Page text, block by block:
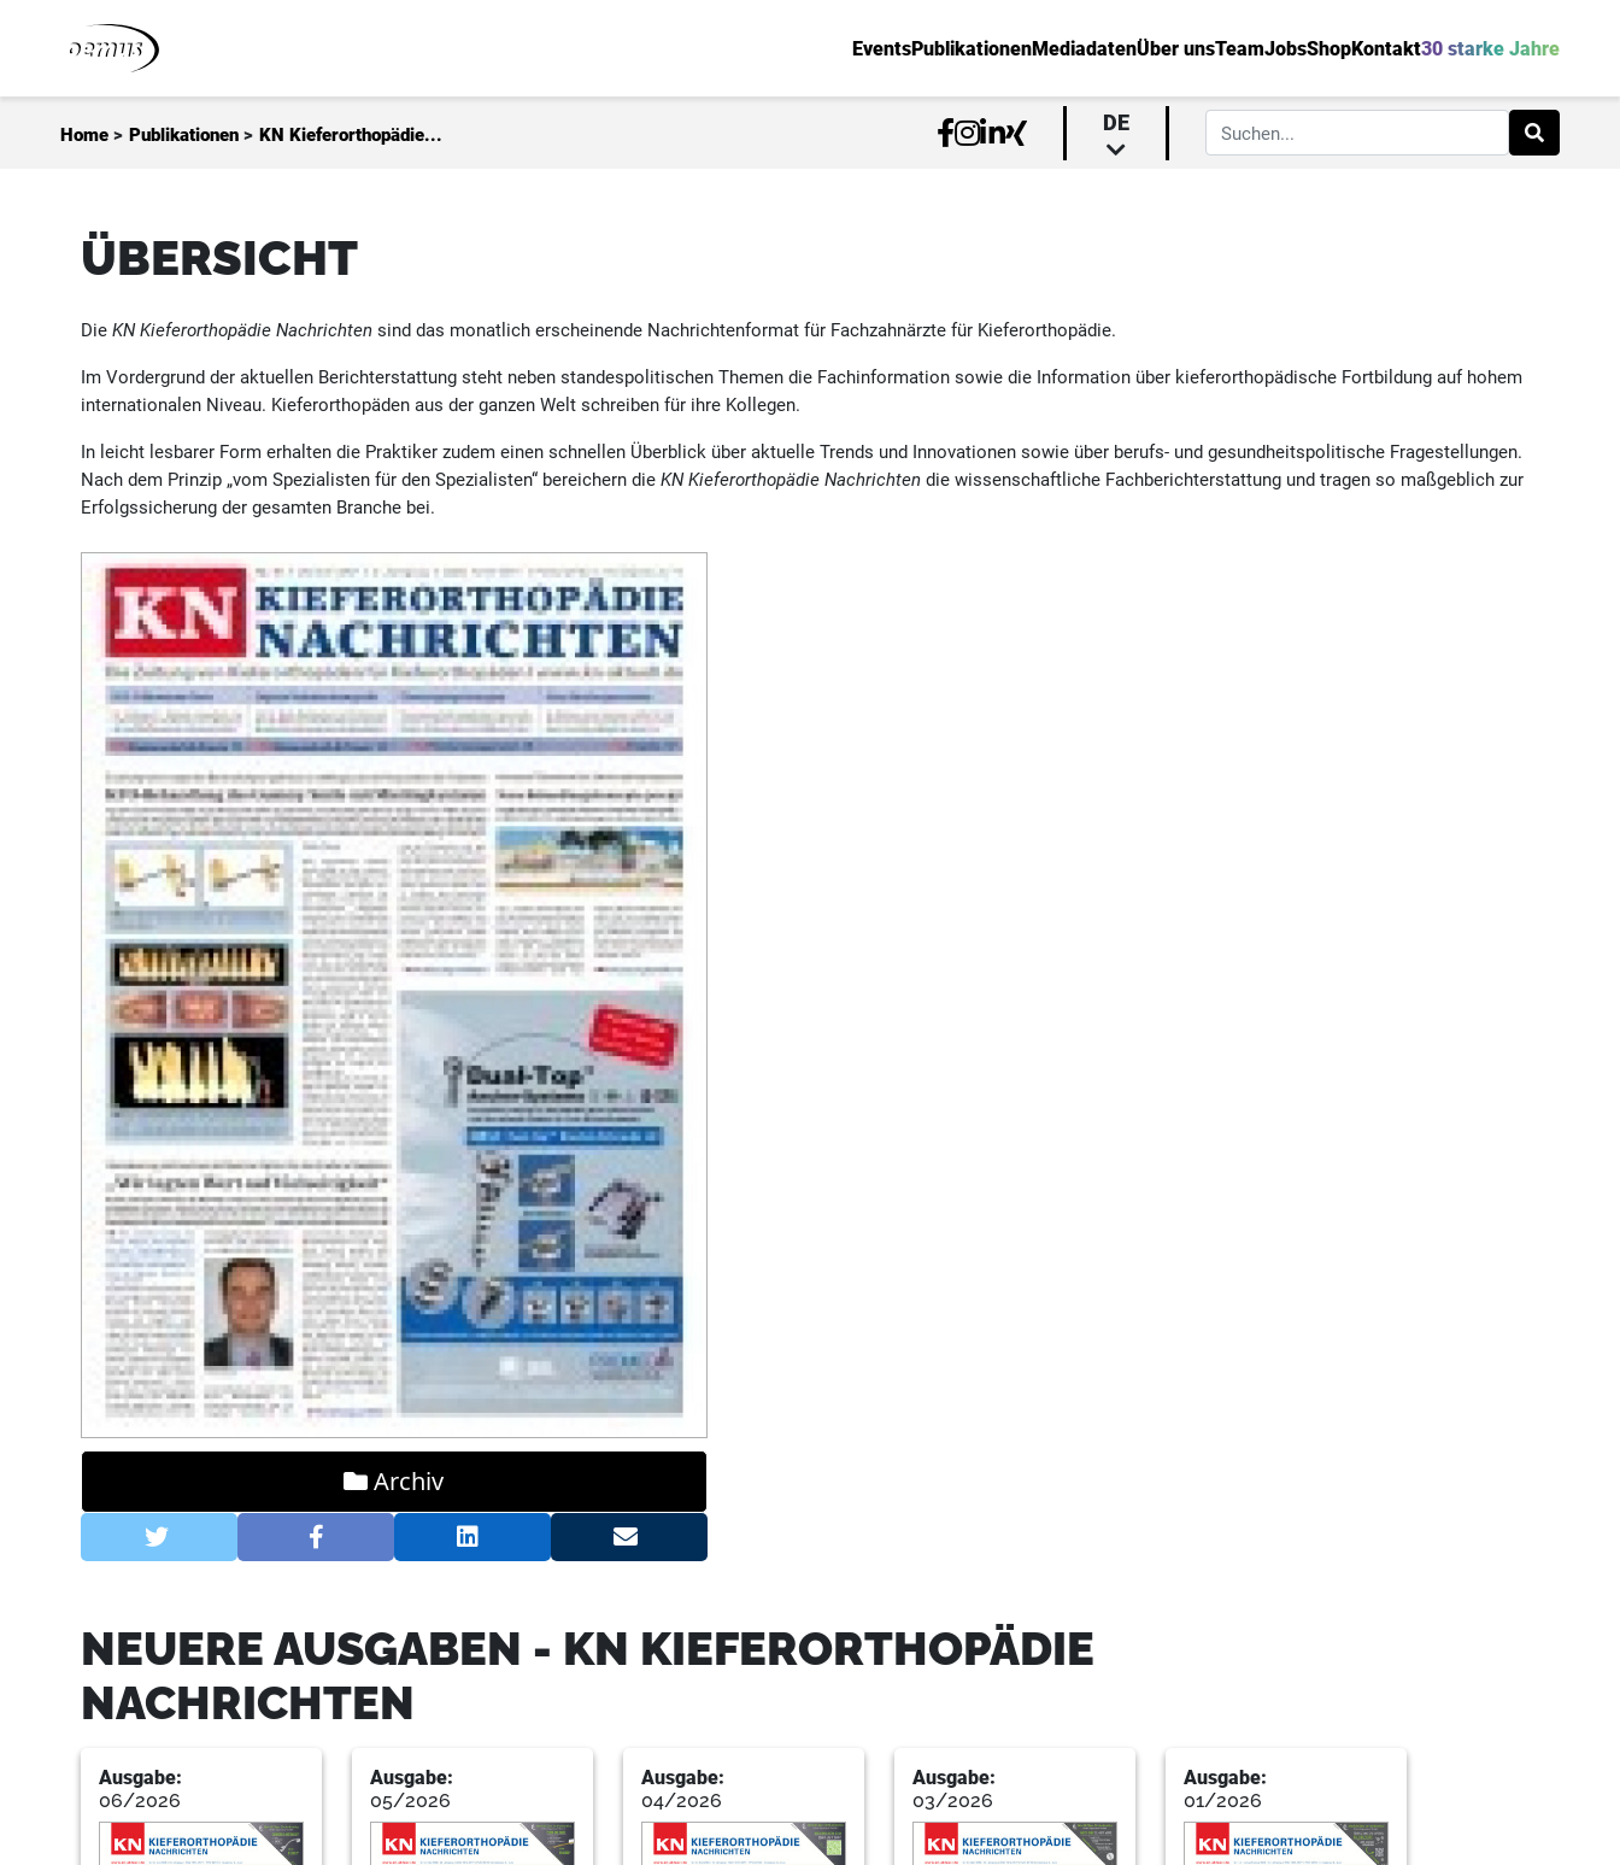
EventsPublikationenMediadatenÜber unsTeamJobsShopKontakt30 starke Jahre
Home > Publikationen > KN Kieferorthopädie... DE
ÜBERSICHT
DieKN Kieferorthopädie Nachrichten sind das monatlich erscheinende Nachrichtenformat für Fachzahnärzte für Kieferorthopädie.
Im Vordergrund der aktuellen Berichterstattung steht neben standespolitischen Themen die Fachinformation sowie die Information über kieferorthopädische Fortbildung auf hohem
internationalen Niveau. Kieferorthopäden aus der ganzen Welt schreiben für ihre Kollegen.
In leicht lesbarer Form erhalten die Praktiker zudem einen schnellen Überblick über aktuelle Trends und Innovationen sowie über berufs- und gesundheitspolitische Fragestellungen.
Nach dem Prinzip „vom Spezialisten für den Spezialisten“ bereichern dieKN Kieferorthopädie Nachrichten die wissenschaftliche Fachberichterstattung und tragen so maßgeblich zur
Erfolgssicherung der gesamten Branche bei.
Archiv
NEUERE AUSGABEN - KN KIEFERORTHOPÄDIE
NACHRICHTEN
Ausgabe:
06/2026
Ausgabe:
05/2026
Ausgabe:
04/2026
Ausgabe:
03/2026
Ausgabe:
01/2026